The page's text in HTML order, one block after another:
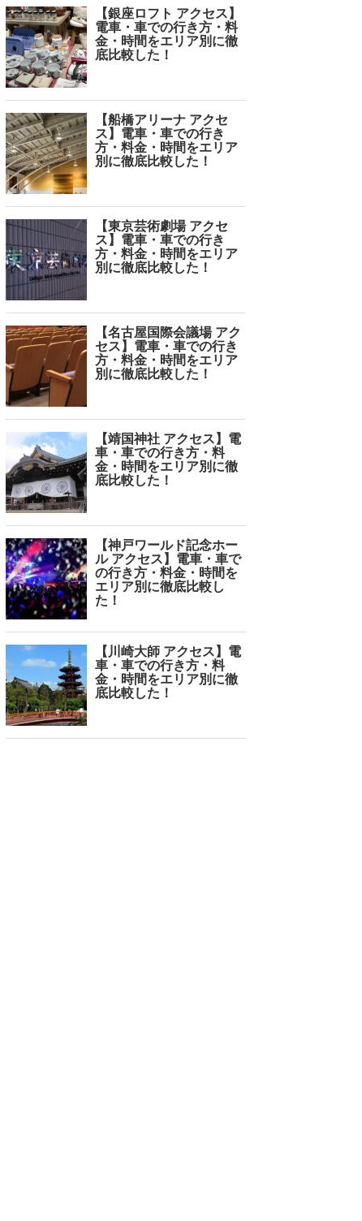
【銀座ロフト アクセス】
電車・車での行き方・料
金・時間をエリア別に徹
底比較した！
【船橋アリーナ アクセ
ス】電車・車での行き
方・料金・時間をエリア
別に徹底比較した！
【東京芸術劇場 アクセ
ス】電車・車での行き
方・料金・時間をエリア
別に徹底比較した！
【名古屋国際会議場 アク
セス】電車・車での行き
方・料金・時間をエリア
別に徹底比較した！
【靖国神社 アクセス】電
車・車での行き方・料
金・時間をエリア別に徹
底比較した！
【神戸ワールド記念ホー
ル アクセス】電車・車で
の行き方・料金・時間を
エリア別に徹底比較し
た！
【川崎大師 アクセス】電
車・車での行き方・料
金・時間をエリア別に徹
底比較した！